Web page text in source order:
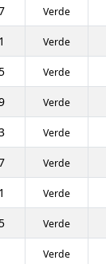
Verde
Verde
Verde
Verde
Verde
Verde
Verde
Verde
Verde